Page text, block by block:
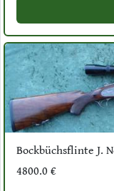
Bockbüchsflinte J.
4800.0 €